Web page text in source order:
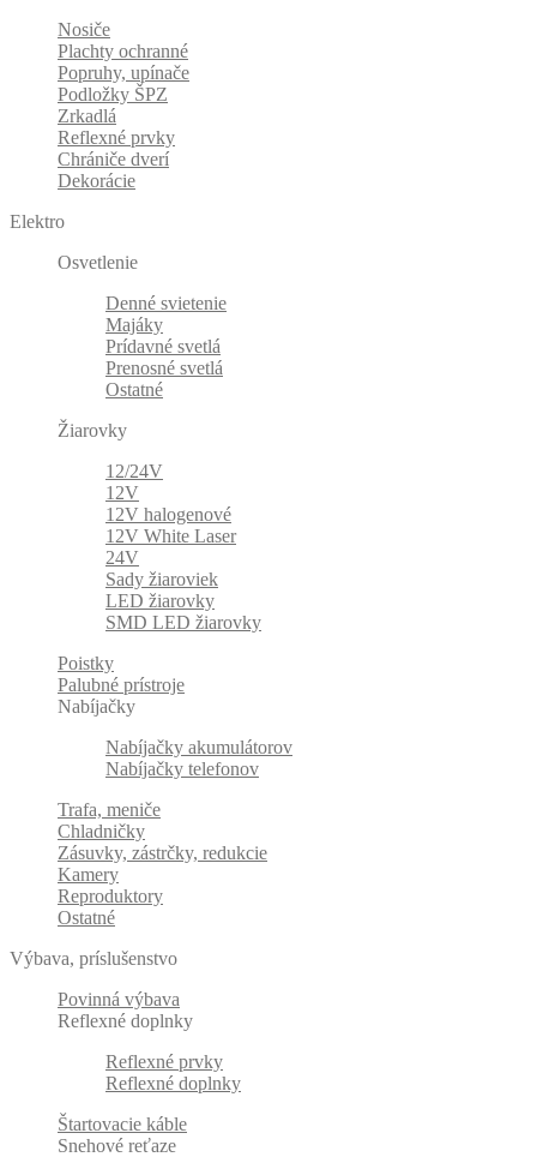
Nosiče
Plachty ochranné
Popruhy, upínače
Podložky ŠPZ
Zrkadlá
Reflexné prvky
Chrániče dverí
Dekorácie
Elektro
Osvetlenie
Denné svietenie
Majáky
Prídavné svetlá
Prenosné svetlá
Ostatné
Žiarovky
12/24V
12V
12V halogenové
12V White Laser
24V
Sady žiaroviek
LED žiarovky
SMD LED žiarovky
Poistky
Palubné prístroje
Nabíjačky
Nabíjačky akumulátorov
Nabíjačky telefonov
Trafa, meniče
Chladničky
Zásuvky, zástrčky, redukcie
Kamery
Reproduktory
Ostatné
Výbava, príslušenstvo
Povinná výbava
Reflexné doplnky
Reflexné prvky
Reflexné doplnky
Štartovacie káble
Snehové reťaze